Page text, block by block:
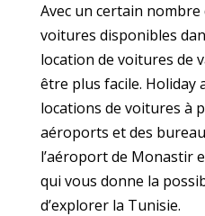
Avec un certain nombre
voitures disponibles
location de voitures de
être plus facile. Holiday
locations de voitures à
aéroports et des
l’aéroport de Monastir
qui vous donne la
d’explorer la Tunisie.